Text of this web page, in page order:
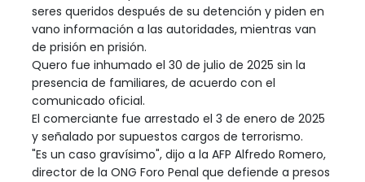
seres queridos después de su detención y piden en
vano información a las autoridades, mientras van
de prisión en prisión.
Quero fue inhumado el 30 de julio de 2025 sin la
presencia de familiares, de acuerdo con el
comunicado oficial.
El comerciante fue arrestado el 3 de enero de 2025
y señalado por supuestos cargos de terrorismo.
"Es un caso gravísimo", dijo a la AFP Alfredo Romero,
director de la ONG Foro Penal que defiende a presos